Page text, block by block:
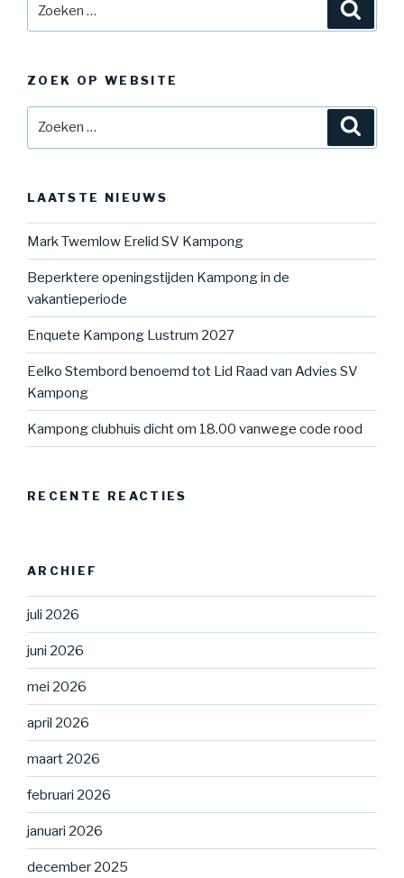
naar:
ZOEK OP WEBSITE
LAATSTE NIEUWS
Mark Twemlow Erelid SV Kampong
Beperktere openingstijden Kampong in de
vakantieperiode
Enquete Kampong Lustrum 2027
Eelko Stembord benoemd tot Lid Raad van Advies SV
Kampong
Kampong clubhuis dicht om 18.00 vanwege code rood
RECENTE REACTIES
ARCHIEF
juli 2026
juni 2026
mei 2026
april 2026
maart 2026
februari 2026
januari 2026
december 2025